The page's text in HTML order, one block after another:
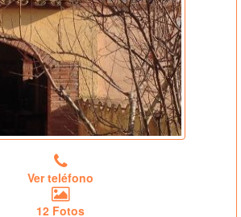
Ver teléfono
12 Fotos